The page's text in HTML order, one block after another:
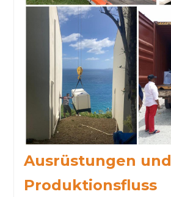
Ausrüstungen und
Produktionsfluss